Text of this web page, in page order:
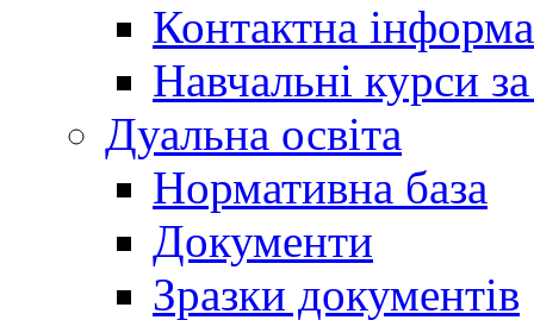
Контактна
Навчальні курси
Дуальна освіта
Нормативна база
Документи
Зразки документів